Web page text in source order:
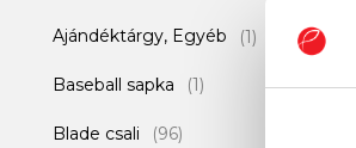
Ajándéktárgy, Egyéb (1)
Baseball sapka (1)
Blade csali (96)